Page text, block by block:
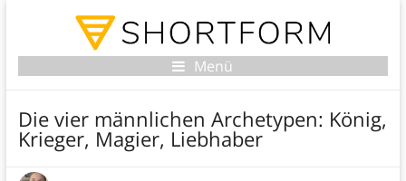
Menü
Die vier männlichen Archetypen: König,
Krieger, Magier, Liebhaber